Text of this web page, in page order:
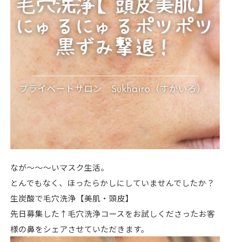
なが〜〜〜いマスク生活。
とんでもなく、ほったらかしにしていませんでしたか？
生炭酸で毛穴洗浄【美肌・頭皮】
先日募集した↑毛穴洗浄コースをお試しくださったお客
様の鼻をシェアさせていただきます。